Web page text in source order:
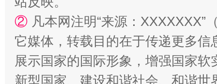
② 凡本网注明“来源：
它媒体，转载目的在于传递更多
展示国家的国际形象，增强国家
新型国家、建设和谐社会、和谐